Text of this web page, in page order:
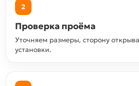
2
Проверка проёма
Уточняем размеры, сторону
установки.